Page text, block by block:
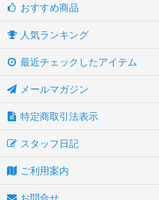
おすすめ商品
人気ランキング
最近チェックしたアイテム
メールマガジン
特定商取引法表示
スタッフ日記
ご利用案内